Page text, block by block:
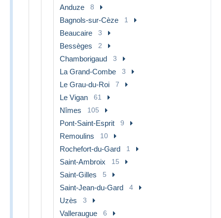
Anduze 8
Bagnols-sur-Cèze 1
Beaucaire 3
Bessèges 2
Chamborigaud 3
La Grand-Combe 3
Le Grau-du-Roi 7
Le Vigan 61
Nîmes 105
Pont-Saint-Esprit 9
Remoulins 10
Rochefort-du-Gard 1
Saint-Ambroix 15
Saint-Gilles 5
Saint-Jean-du-Gard 4
Uzès 3
Valleraugue 6